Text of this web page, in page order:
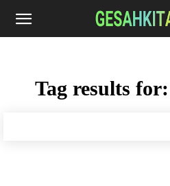
Tag results for: